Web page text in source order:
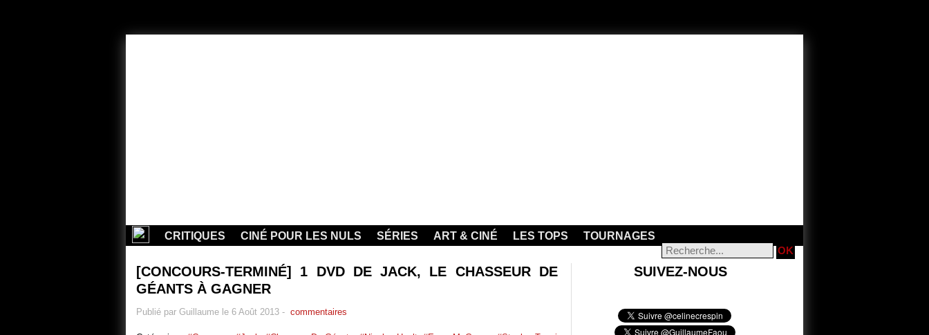
CRITIQUES CINÉ POUR LES NULS SÉRIES ART & CINÉ LES TOPS TOURNAGES
[CONCOURS-TERMINÉ] 1 DVD DE JACK, LE CHASSEUR DE
GÉANTS À GAGNER
Publié par Guillaume le 6 Août 2013 - commentaires
SUIVEZ-NOUS